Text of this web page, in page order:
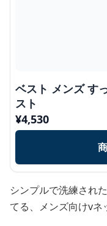
ベスト メンズ す
スト
¥4,530
シンプルで洗練され
てる、メンズ向けvネ